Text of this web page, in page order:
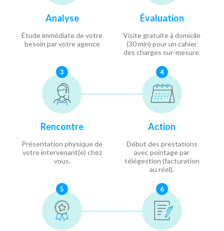
Analyse
Étude immédiate de votre
besoin par votre agence
Évaluation
Visite gratuite à domicile
(30 min) pour un cahier
des charges sur-mesure.
3
Rencontre
Présentation physique de
votre intervenant(e) chez
vous.
4
Action
Début des prestations
avec pointage par
télégestion (facturation
au réel).
5 6